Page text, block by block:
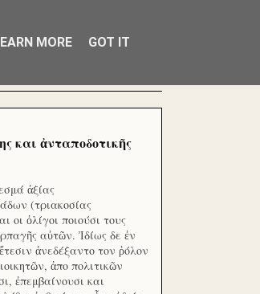
και ἀνταποδοτικῆς
ἀξίας
(τριακοσίας
οι ὀλίγοι ποιούσι τους
αὐτῶν. Ἰδίως δε ἐν
ἀνεδέξαντο τον ῥόλον
ἀπο πολιτικῶν
ἐπεμβαίνουσι και
MORE GOT IT